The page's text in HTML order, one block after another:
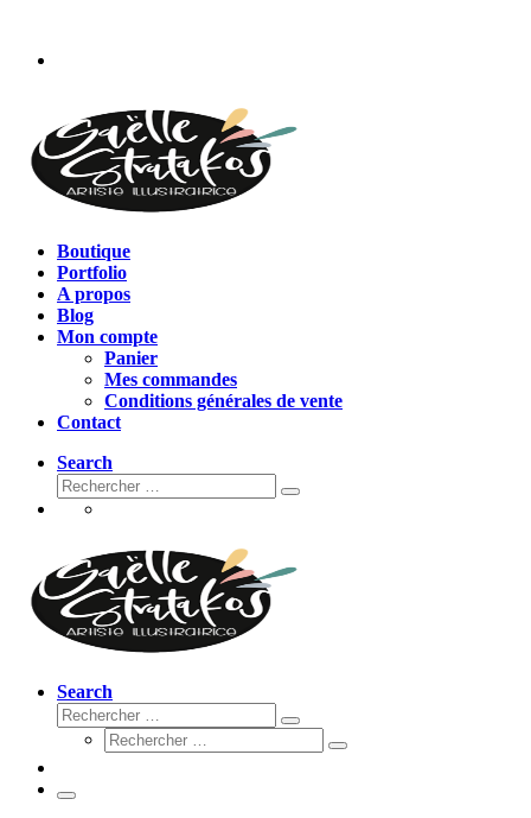
contenu
Boutique
Portfolio
A propos
Blog
Mon compte
Panier
Mes commandes
Conditions générales de vente
Contact
Search
Rechercher
Rechercher
Search
Rechercher
Rechercher
Rechercher
Rechercher
Menu